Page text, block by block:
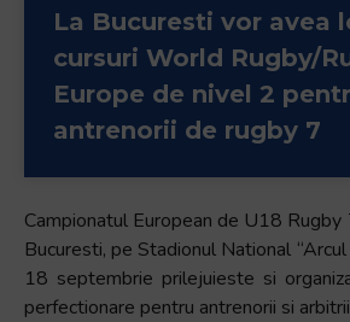
La Bucuresti vor avea
cursuri World Rugby/
Europe de nivel 2
antrenorii de rugby 7
Campionatul European de U18 Rugby
Bucuresti, pe Stadionul National
18 septembrie prilejuieste si
perfectionare pentru antrenorii si